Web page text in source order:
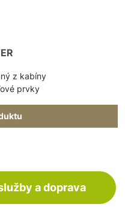
z kabíny
prvky
a doprava